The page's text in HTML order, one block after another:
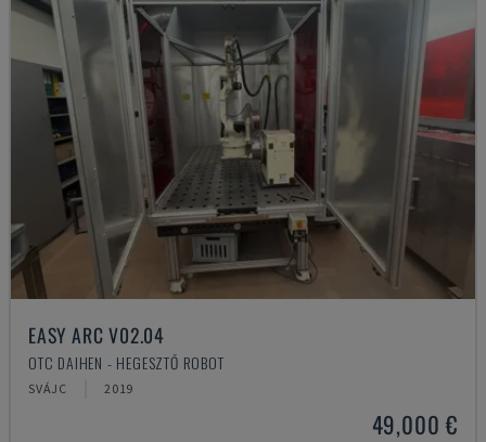
EASY ARC V02.04
OTC DAIHEN - HEGESZTŐ ROBOT
SVÁJC 2019
49,000 €